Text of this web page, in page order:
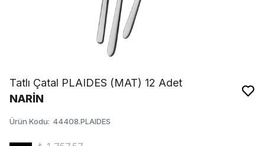
Tatlı Çatal PLAIDES (MAT) 12 Adet
NARİN
Ürün Kodu: 44408.PLAIDES